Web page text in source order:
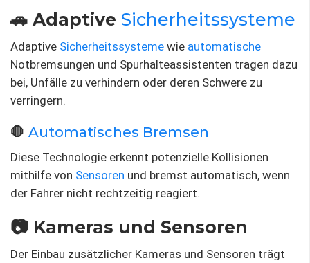
🚗 Adaptive Sicherheitssysteme
Adaptive Sicherheitssysteme wie automatische
Notbremsungen und Spurhalteassistenten tragen dazu
bei, Unfälle zu verhindern oder deren Schwere zu
verringern.
🛑 Automatisches Bremsen
Diese Technologie erkennt potenzielle Kollisionen
mithilfe von Sensoren und bremst automatisch, wenn
der Fahrer nicht rechtzeitig reagiert.
📷 Kameras und Sensoren
Der Einbau zusätzlicher Kameras und Sensoren trägt